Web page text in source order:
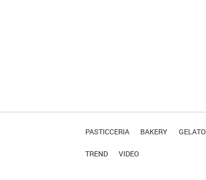
PASTICCERIA BAKERY GELATO
TREND VIDEO